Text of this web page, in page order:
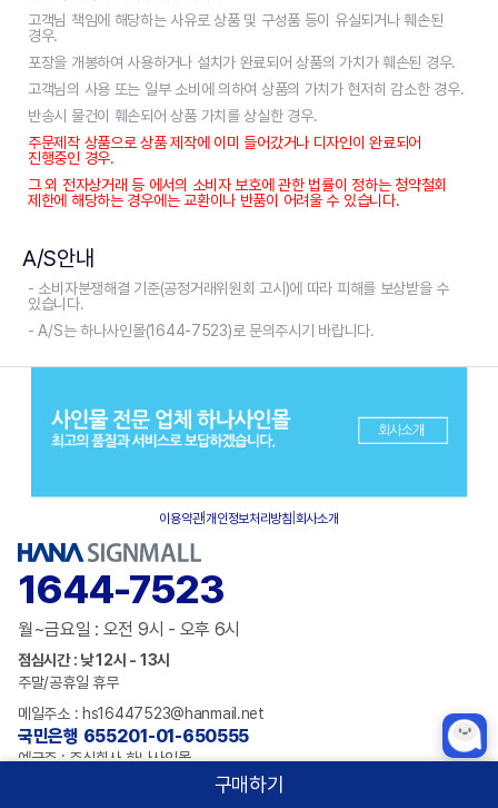
고객님 책임에 해당하는 사유로 상품 및 구성품 등이 유실되거나 훼손된
경우.
포장을 개봉하여 사용하거나 설치가 완료되어 상품의 가치가 훼손된 경우.
고객님의 사용 또는 일부 소비에 의하여 상품의 가치가 현저히 감소한 경우.
반송시 물건이 훼손되어 상품 가치를 상실한 경우.
주문제작 상품으로 상품 제작에 이미 들어갔거나 디자인이 완료되어
진행중인 경우.
그 외 전자상거래 등 에서의 소비자 보호에 관한 법률이 정하는 청약철회
제한에 해당하는 경우에는 교환이나 반품이 어려울 수 있습니다.
A/S안내
- 소비자분쟁해결 기준(공정거래위원회 고시)에 따라 피해를 보상받을 수
있습니다.
- A/S는 하나사인몰(1644-7523)로 문의주시기 바랍니다.
이용약관|개인정보처리방침 회사소개
1644-7523
월~금요일 : 오전 9시 - 오후 6시
점심시간 : 낮 12시 - 13시
주말/공휴일 휴무
메일주소 : hs16447523@hanmail.net
국민은행 655201-01-650555
예금주 : 주식회사 하나사인몰
구매하기